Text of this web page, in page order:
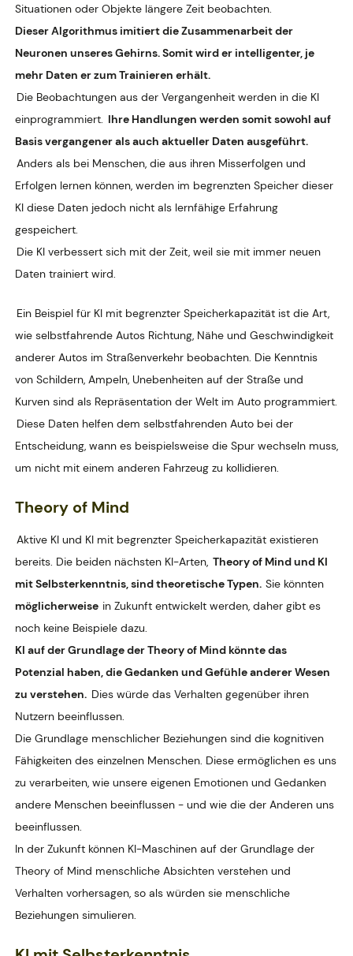
Situationen oder Objekte längere Zeit beobachten.
Dieser Algorithmus imitiert die Zusammenarbeit der
Neuronen unseres Gehirns. Somit wird er intelligenter, je
mehr Daten er zum Trainieren erhält.
Die Beobachtungen aus der Vergangenheit werden in die KI
einprogrammiert. Ihre Handlungen werden somit sowohl auf
Basis vergangener als auch aktueller Daten ausgeführt.
Anders als bei Menschen, die aus ihren Misserfolgen und
Erfolgen lernen können, werden im begrenzten Speicher dieser
KI diese Daten jedoch nicht als lernfähige Erfahrung
gespeichert.
Die KI verbessert sich mit der Zeit, weil sie mit immer neuen
Daten trainiert wird.
Ein Beispiel für KI mit begrenzter Speicherkapazität ist die Art,
wie selbstfahrende Autos Richtung, Nähe und Geschwindigkeit
anderer Autos im Straßenverkehr beobachten. Die Kenntnis
von Schildern, Ampeln, Unebenheiten auf der Straße und
Kurven sind als Repräsentation der Welt im Auto programmiert.
Diese Daten helfen dem selbstfahrenden Auto bei der
Entscheidung, wann es beispielsweise die Spur wechseln muss,
um nicht mit einem anderen Fahrzeug zu kollidieren.
Theory of Mind
Aktive KI und KI mit begrenzter Speicherkapazität existieren
bereits. Die beiden nächsten KI-Arten, Theory of Mind und KI
mit Selbsterkenntnis, sind theoretische Typen. Sie könnten
möglicherweise in Zukunft entwickelt werden, daher gibt es
noch keine Beispiele dazu.
KI auf der Grundlage der Theory of Mind könnte das
Potenzial haben, die Gedanken und Gefühle anderer Wesen
zu verstehen. Dies würde das Verhalten gegenüber ihren
Nutzern beeinflussen.
Die Grundlage menschlicher Beziehungen sind die kognitiven
Fähigkeiten des einzelnen Menschen. Diese ermöglichen es uns
zu verarbeiten, wie unsere eigenen Emotionen und Gedanken
andere Menschen beeinflussen - und wie die der Anderen uns
beeinflussen.
In der Zukunft können KI-Maschinen auf der Grundlage der
Theory of Mind menschliche Absichten verstehen und
Verhalten vorhersagen, so als würden sie menschliche
Beziehungen simulieren.